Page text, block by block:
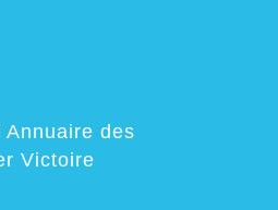
Annuaire des
Victoire